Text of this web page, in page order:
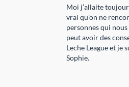
Moi j’allaite
vrai qu’on ne
personnes qui
peut avoir des
Leche League et je
Sophie.